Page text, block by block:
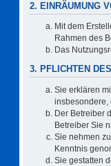
2. EINRÄUMUNG
Mit dem
Rahmen des
Das
3. PFLICHTEN
Sie erklären
insbesondere,
Der Betreiber
Betreiber Sie
Sie nehmen
Kenntnis
Sie gestatten